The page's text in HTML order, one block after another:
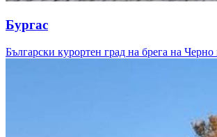
Бургас
Български курортен град на брега на Черно